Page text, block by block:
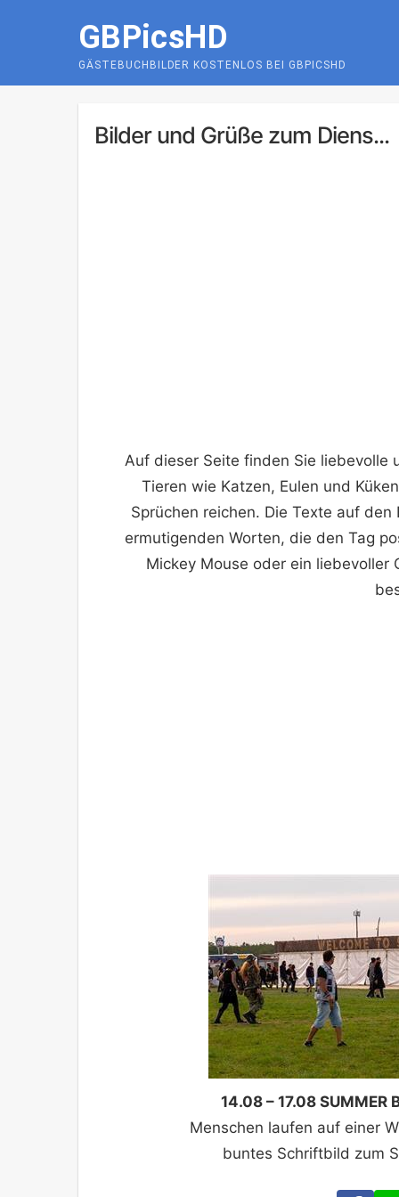
GBPicsHD
GÄSTEBUCHBILDER KOSTENLOS BEI GBPICSHD
Bilder und Grüße zum Diens...
Auf dieser Seite finden Sie liebevolle
Tieren wie Katzen, Eulen und
Sprüchen reichen. Die Texte auf
ermutigenden Worten, die den Tag
Mickey Mouse oder ein
14.08 – 17.08 SUMMER
Menschen laufen auf einer
buntes Schriftbild zum